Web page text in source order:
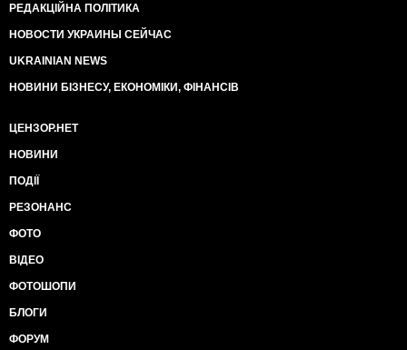
РЕДАКЦІЙНА ПОЛІТИКА
НОВОСТИ УКРАИНЫ СЕЙЧАС
UKRAINIAN NEWS
НОВИНИ БІЗНЕСУ, ЕКОНОМІКИ, ФІНАНСІВ
ЦЕНЗОР.НЕТ
НОВИНИ
ПОДІЇ
РЕЗОНАНС
ФОТО
ВІДЕО
ФОТОШОПИ
БЛОГИ
ФОРУМ